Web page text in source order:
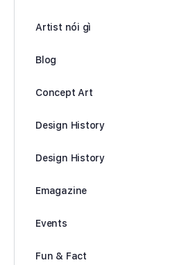
Artist nói gì
Blog
Concept Art
Design History
Design History
Emagazine
Events
Fun & Fact